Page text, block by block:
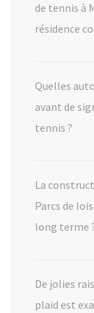
de tennis à
résidence
Quelles
avant de
tennis ?
La
Parcs de
long terme
De jolies
plaid est